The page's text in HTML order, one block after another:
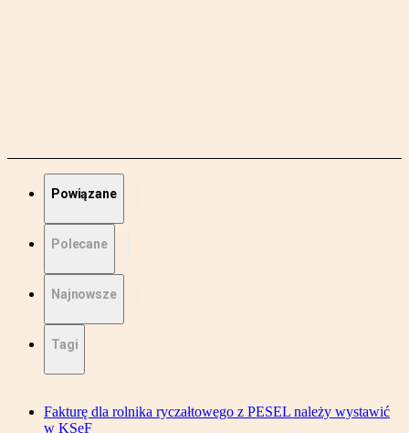
Powiązane
Polecane
Najnowsze
Tagi
Fakturę dla rolnika ryczałtowego z PESEL należy wystawić
w KSeF